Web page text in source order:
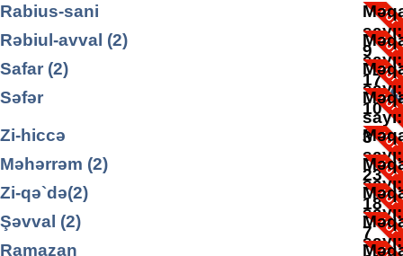
Rabius-sani
9
Rəbiul-avval (2)
17
Safar (2)
10
Səfər
3
Səfər ayına aid yazılar
3
Zi-hiccə
23
Məhərrəm (2)
18
Zi-qə`də(2)
7
Şəvval (2)
Ramazan